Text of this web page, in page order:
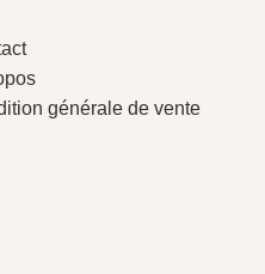
générale de vente